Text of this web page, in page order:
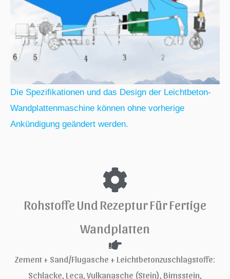
Die Spezifikationen und das Design der Leichtbeton-
Wandplattenmaschine können ohne vorherige
Ankündigung geändert werden.
Rohstoffe Und Rezeptur Für Fertige
Wandplatten
Zement + Sand/Flugasche + Leichtbetonzuschlagstoffe:
Schlacke, Leca, Vulkanasche (Stein), Bimsstein,